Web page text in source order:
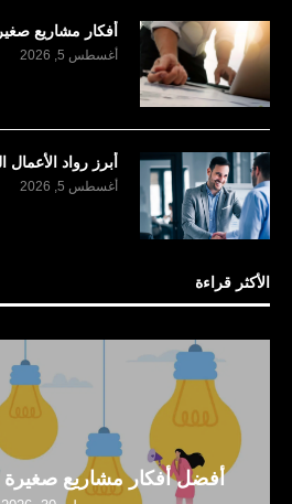
أفكار مشاريع
أغسطس 5, 2026
أبرز رواد
أغسطس 5, 2026
الأكثر قراءة
أفضل أفكار مشاريع صغيرة